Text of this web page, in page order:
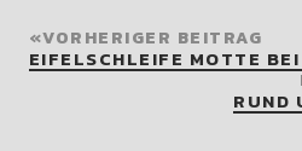
VORHERIGER BEITRAG
EIFELSCHLEIFE MOTTE
RUND